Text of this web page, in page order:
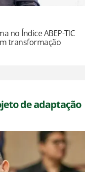
no Índice ABEP-TIC
transformação
de adaptação